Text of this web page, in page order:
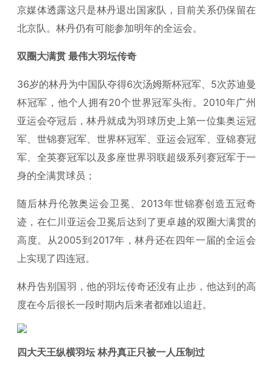
京媒体透露这只是林丹退出国家队，目前关系仍保留在
北京队。林丹仍有可能参加明年的全运会。
双圈大满贯 最伟大羽坛传奇
36岁的林丹为中国队夺得6次汤姆斯杯冠军、5次苏迪曼
杯冠军，他个人拥有20个世界冠军头衔。2010年广州
亚运会夺冠后，林丹就成为羽球历史上第一位集奥运冠
军、世锦赛冠军、世界杯冠军、亚运会冠军、亚锦赛冠
军、全英赛冠军以及多座世界羽联超级系列赛冠军于一
身的全满贯球员；
随后林丹伦敦奥运会卫冕、2013年世锦赛创造五冠奇
迹，在仁川亚运会卫冕后达到了更卓越的双圈大满贯的
高度。从2005到2017年，林丹还在四年一届的全运会
上实现了四连冠。
林丹告别国羽，他的羽坛传奇还没有止步，他达到的高
度在今后很长一段时期内后来者都难以追赶。
四大天王纵横羽坛 林丹真正只被一人压制过